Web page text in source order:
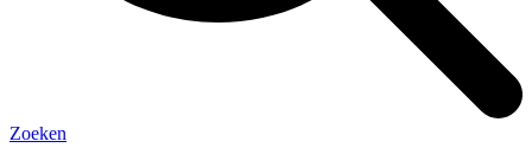
Zoeken